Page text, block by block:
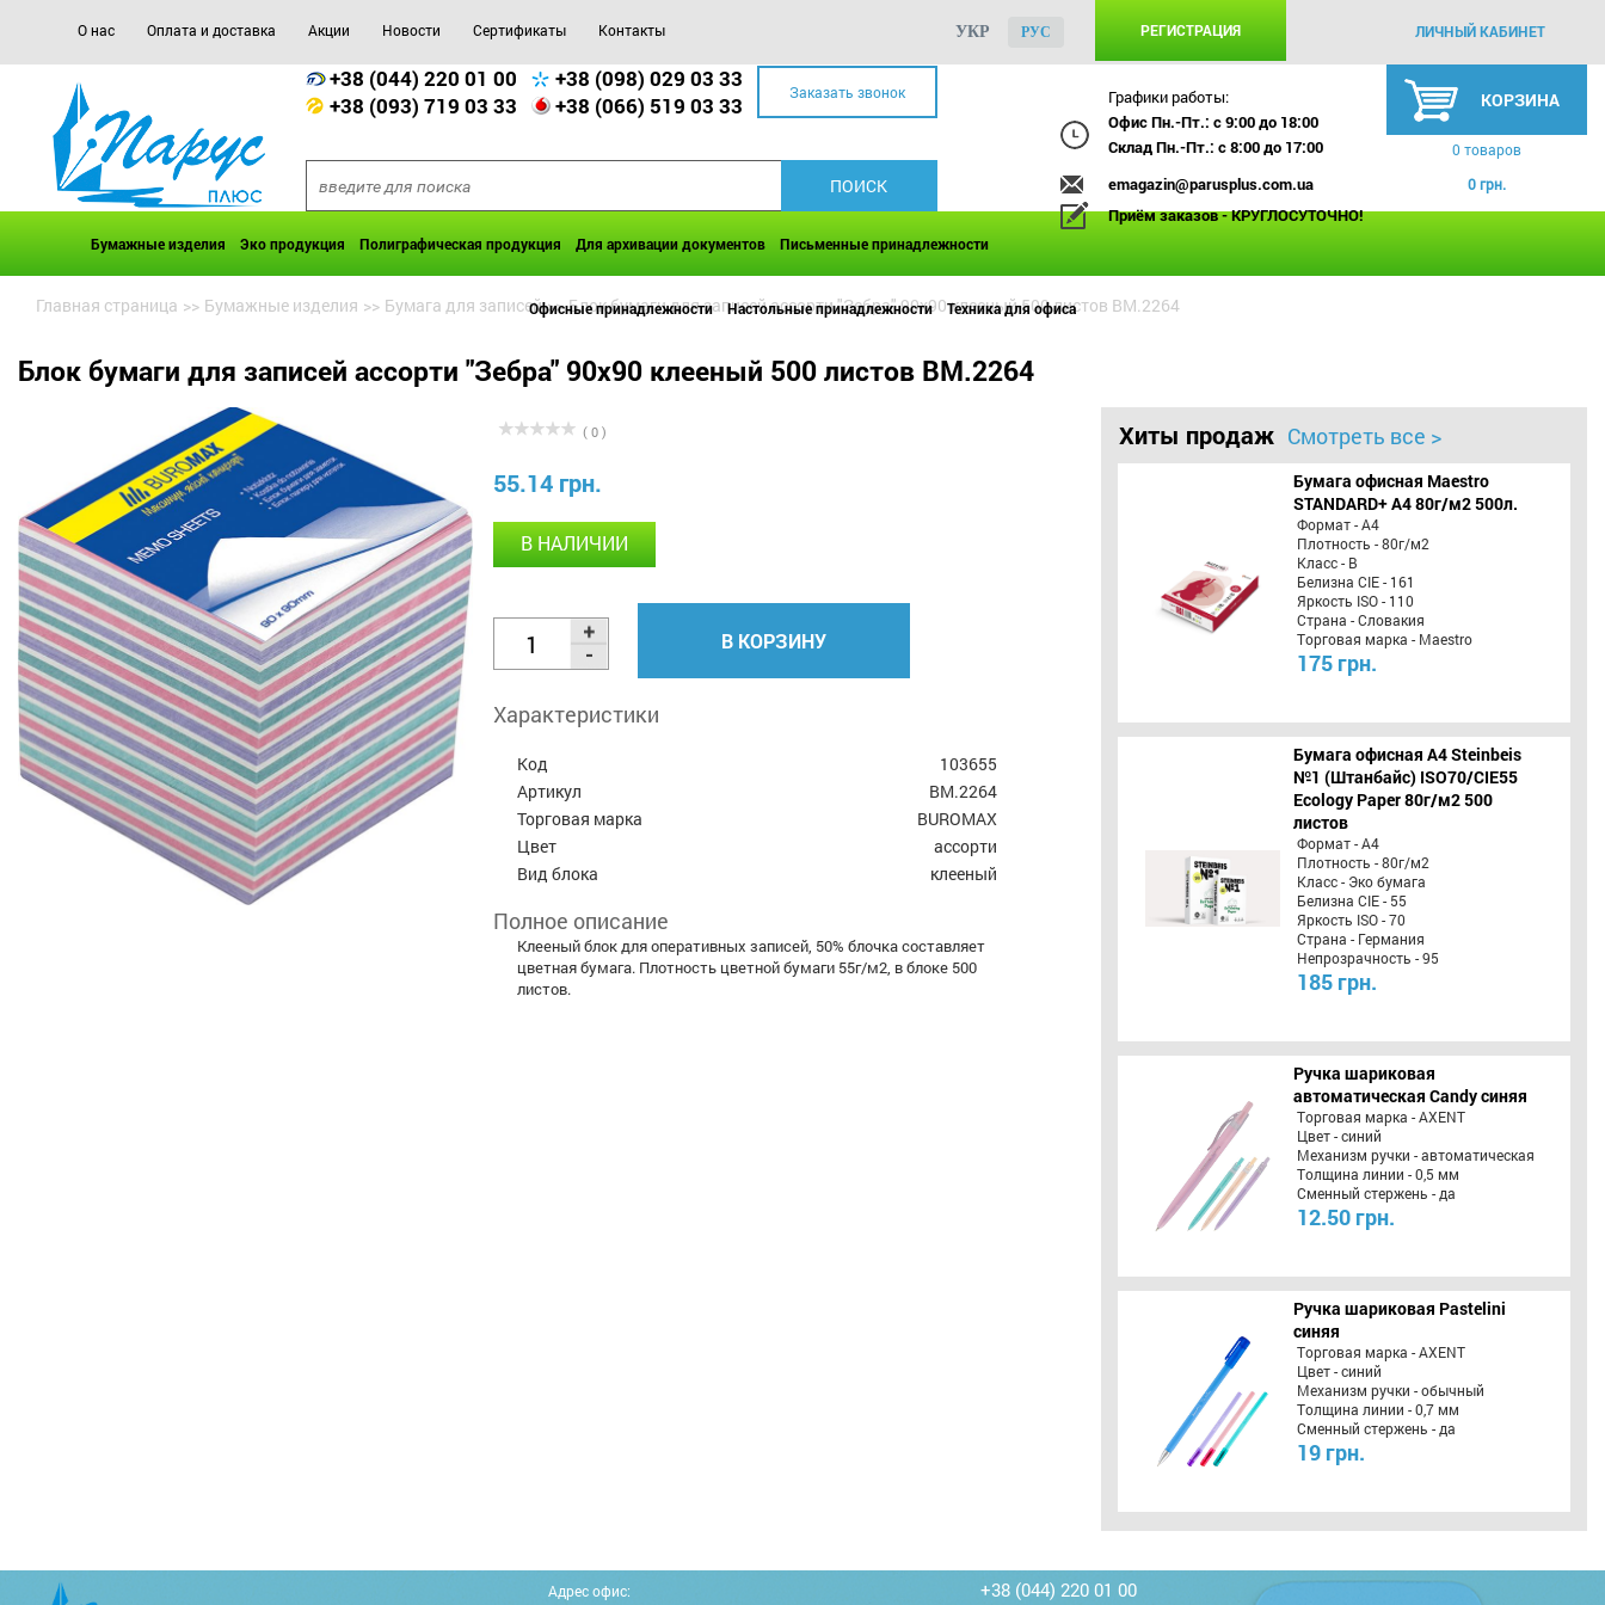
О нас Оплата и доставка Акции Новости Сертификаты Контакты РЕГИСТРАЦИЯ ЛИЧНЫЙ КАБИНЕТ
УКР РУС
+38 (044) 220 01 00
+38 (098) 029 03 33
+38 (093) 719 03 33
+38 (066) 519 03 33 Заказать звонок
Графики работы:
Офис Пн.-Пт.: с 9:00 до 18:00
Склад Пн.-Пт.: с 8:00 до 17:00
emagazin@parusplus.com.ua
Приём заказов - КРУГЛОСУТОЧНО!
КОРЗИНА
0 товаров
0 грн.
Бумажные изделия Эко продукция Полиграфическая продукция Для архивации документов Письменные принадлежности
Офисные принадлежности Настольные принадлежности Техника для офиса
Главная страница >> Бумажные изделия >> Бумага для записей >> Блок бумаги для записей ассорти "Зебра" 90х90 клееный 500 листов BM.2264
Блок бумаги для записей ассорти "Зебра" 90х90 клееный 500 листов BM.2264
( 0 )
55.14 грн.
В НАЛИЧИИ
В КОРЗИНУ
Характеристики
Код
103655
Артикул
BM.2264
Торговая марка
BUROMAX
Цвет
ассорти
Вид блока
клееный
Полное описание
Клееный блок для оперативных записей, 50% блочка составляет
цветная бумага. Плотность цветной бумаги 55г/м2, в блоке 500
листов.
Хиты продаж Смотреть все >
Бумага офисная Maestro
STANDARD+ А4 80г/м2 500л.
Формат - А4
Плотность - 80г/м2
Класс - B
Белизна CIE - 161
Яркость ISO - 110
Страна - Словакия
Торговая марка - Maestro
175 грн.
Бумага офисная A4 Steinbeis
№1 (Штанбайс) ISO70/СІЕ55
Ecology Paper 80г/м2 500
листов
Формат - А4
Плотность - 80г/м2
Класс - Эко бумага
Белизна CIE - 55
Яркость ISO - 70
Страна - Германия
Непрозрачность - 95
185 грн.
Ручка шариковая
автоматическая Candy синяя
Торговая марка - AXENT
Цвет - синий
Механизм ручки - автоматическая
Толщина линии - 0,5 мм
Сменный стержень - да
12.50 грн.
Ручка шариковая Pastelini
синяя
Торговая марка - AXENT
Цвет - синий
Механизм ручки - обычный
Толщина линии - 0,7 мм
Сменный стержень - да
19 грн.
Адрес офис:
+38 (044) 220 01 00